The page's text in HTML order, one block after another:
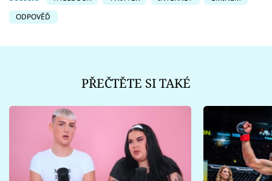
ODPOVĚĎ
PŘEČTĚTE SI TAKÉ